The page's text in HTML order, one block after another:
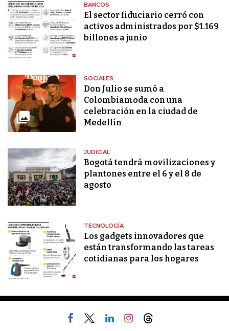
BANCOS
El sector fiduciario cerró con
activos administrados por $1.169
billones a junio
SOCIALES
Don Julio se sumó a
Colombiamoda con una
celebración en la ciudad de
Medellín
JUDICIAL
Bogotá tendrá movilizaciones y
plantones entre el 6 y el 8 de
agosto
TECNOLOGÍA
Los gadgets innovadores que
están transformando las tareas
cotidianas para los hogares